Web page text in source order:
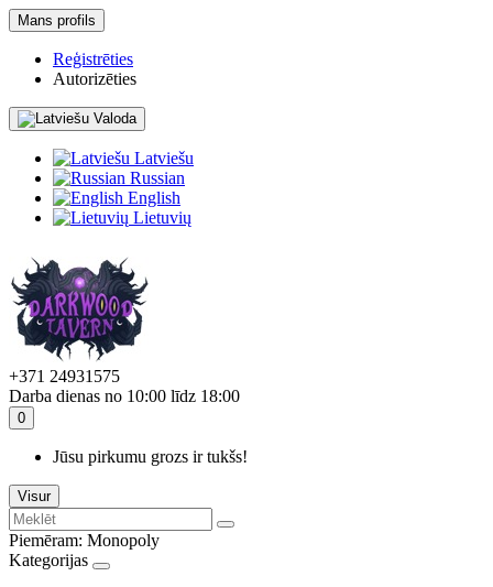
Mans profils
Reģistrēties
Autorizēties
Valoda
Latviešu
Russian
English
Lietuvių
+371 24931575
Darba dienas no 10:00 līdz 18:00
0
Jūsu pirkumu grozs ir tukšs!
Visur
Piemēram: Monopoly
Kategorijas